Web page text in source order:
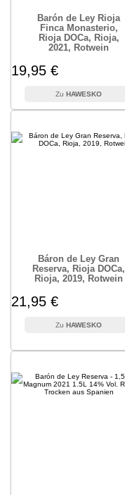
Barón de Ley Rioja
Finca Monasterio,
Rioja DOCa, Rioja,
2021, Rotwein
19,95 €
HAWESKO
Báron de Ley Gran
Reserva, Rioja DOCa,
Rioja, 2019, Rotwein
21,95 €
HAWESKO